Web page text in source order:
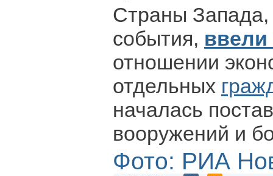
Страны Запада,
события, ввели
отношении
отдельных
началась
вооружений и
Фото: РИА